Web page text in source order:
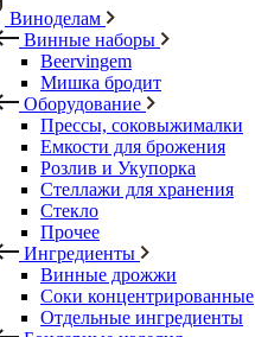
Виноделам
Винные наборы
Beervingem
Мишка бродит
Оборудование
Прессы, соковыжималки
Емкости для брожения
Розлив и Укупорка
Стеллажи для хранения
Стекло
Прочее
Ингредиенты
Винные дрожжи
Соки концентрированные
Отдельные ингредиенты